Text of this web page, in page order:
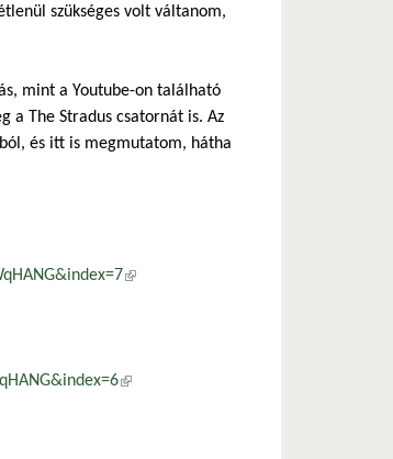
szükséges volt váltanom,
mint a Youtube-on található
a The Stradus csatornát is. Az
és itt is megmutatom, hátha
(külső hivatkozás)
(külső hivatkozás)